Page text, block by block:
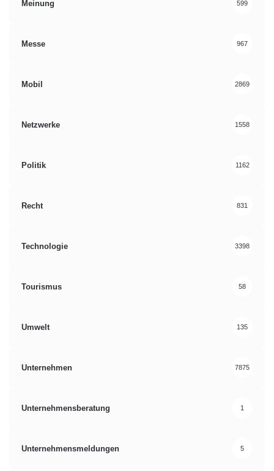
Meinung 599
Messe 967
Mobil 2869
Netzwerke 1558
Politik 1162
Recht 831
Technologie 3398
Tourismus 58
Umwelt 135
Unternehmen 7875
Unternehmensberatung 1
Unternehmensmeldungen 5